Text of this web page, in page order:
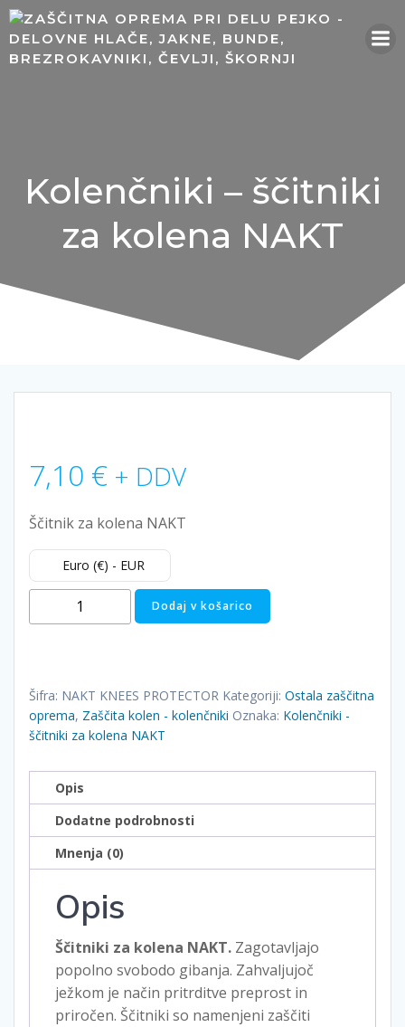
Skip
to
content
Kolenčniki – ščitniki
za kolena NAKT
7,10 € + DDV
Ščitnik za kolena NAKT
Euro (€) - EUR
Kolenčniki
-
kolena
NAKT
količina
Dodaj v košarico
Šifra: NAKT KNEES PROTECTOR Kategoriji: Ostala zaščitna
oprema, Zaščita kolen - kolenčniki Oznaka: Kolenčniki -
ščitniki za kolena NAKT
Opis
Dodatne podrobnosti
Mnenja (0)
Opis
Ščitniki za kolena NAKT. Zagotavljajo
popolno svobodo gibanja. Zahvaljujoč
ježkom je način pritrditve preprost in
priročen. Ščitniki so namenjeni zaščiti